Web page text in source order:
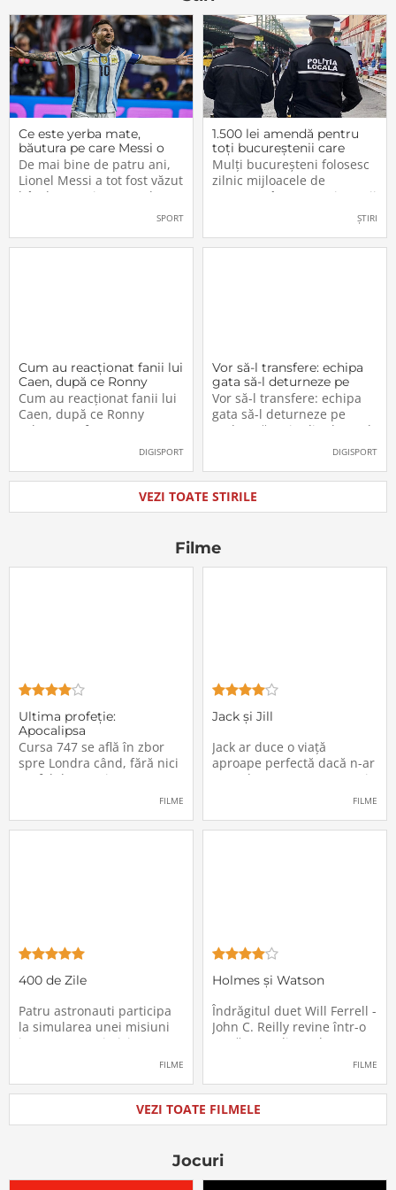
doua
Ce este yerba mate,
băutura pe care Messi o
bea înainte de meciurile
din Campionatul Mondial
2026
De mai bine de patru ani,
Lionel Messi a tot fost văzut
bând un ceai extrem de
popular în Argentina. Este
plantă tradițională sud-
SPORT
1.500 lei amendă pentru
toți bucureștenii care
refuză să facă acest lucru
acum, în 2026.
Mulți bucureșteni folosesc
zilnic mijloacele de
transport în comun, iar unii
dintre ei călătoresc adesea
cu autobuzul sau tramvaiul
fără a plăti un bilet. Iar în
ȘTIRI
Cum au reacționat fanii lui
Caen, după ce Ronny
Labonne a fost prezentat
oficial la FCSB
Cum au reacționat fanii lui
Caen, după ce Ronny
Labonne a fost prezentat
DIGISPORT
Vor să-l transfere: echipa
gata să-l deturneze pe
Radu Drăgușin din drumul
către Juventus!
Vor să-l transfere: echipa
gata să-l deturneze pe
Radu Drăgușin din drumul
DIGISPORT
VEZI TOATE STIRILE
Filme
Ultima profeţie:
Apocalipsa
Cursa 747 se află în zbor
spre Londra când, fără nici
un fel de avertisment,
pasagerii încep să dispară
locurile lor. Teroarea și
FILME
Jack și Jill
Jack ar duce o viață
aproape perfectă dacă n-ar
avea de suportat o excepție
sărbători - sora lui
FILME
400 de Zile
Patru astronauti participa
la simularea unei misiuni
in care sunt trimisi pe o
psihologice pe care le are
calatoria in spatiu. Starea
mentala a astronautilor
FILME
Holmes și Watson
Îndrăgitul duet Will Ferrell -
John C. Reilly revine într-o
nouă comedie: Holmes &
Watson, povestea super-
Holmes și a asistentului
său, dr. Watson, inspirată
de romanul best-seller al
De data
FILME
VEZI TOATE FILMELE
Jocuri